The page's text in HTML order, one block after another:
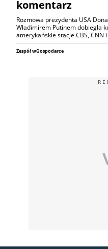
komentarz
Rozmowa prezydenta USA
Władimirem Putinem dobiegła
amerykańskie stacje CBS, CNN i
Zespół wGospodarce